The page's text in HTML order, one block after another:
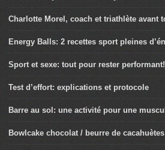
Charlotte Morel, coach et triathlète avant
Energy Balls: 2 recettes sport pleines
Sport et sexe: tout pour rester performant!
Test d’effort: explications et protocole
Barre au sol: une activité pour une
Bowlcake chocolat / beurre de cacahuètes